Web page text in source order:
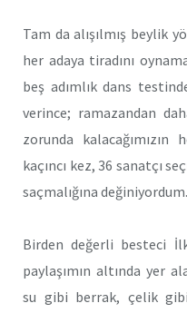
Tam da alışılmış beylik
her adaya tiradını
beş adımlık dans
verince; ramazandan
zorunda kalacağımızın
kaçıncı kez, 36 sanatçı
saçmalığına değiniyordum.
Birden değerli besteci
paylaşımın altında yer
su gibi berrak, çelik